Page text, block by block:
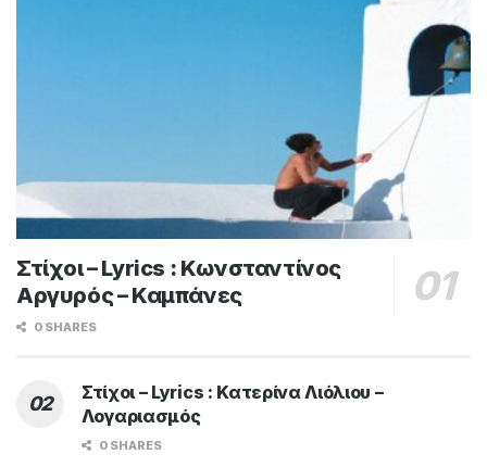
Στίχοι – Lyrics : Κωνσταντίνος
Αργυρός – Καμπάνες
0 SHARES
Στίχοι – Lyrics : Κατερίνα Λιόλιου –
Λογαριασμός
0 SHARES